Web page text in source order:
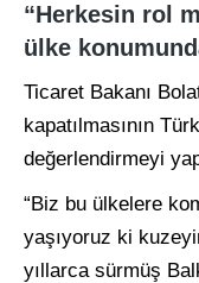
“Herkesin rol
ülke
Ticaret Bakanı
kapatılmasının
değerlendirmeyi
“Biz bu ülkelere
yaşıyoruz ki
yıllarca sürmüş